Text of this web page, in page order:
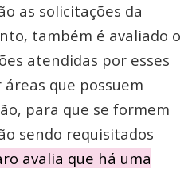
as solicitações da
também é avaliado o
atendidas por esses
que possuem
para que se formem
sendo requisitados
avalia que há uma